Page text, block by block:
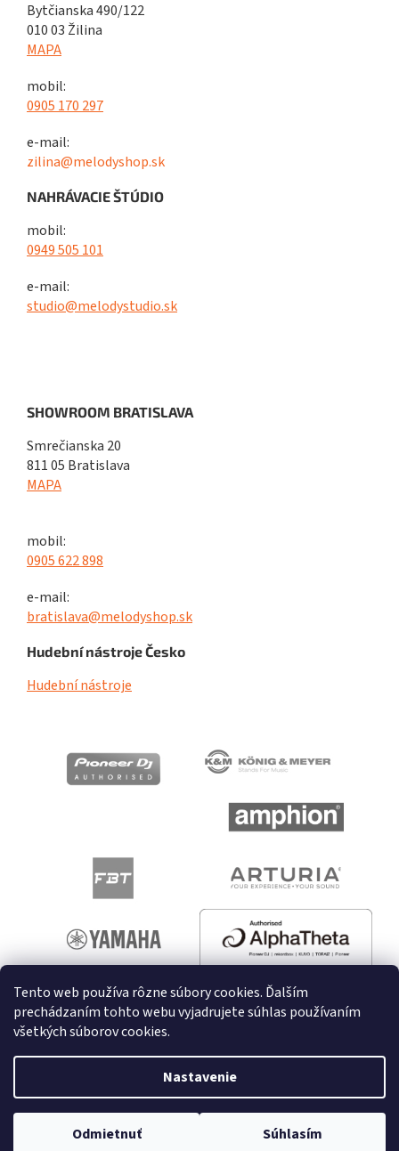
Tento web používa rôzne súbory cookies. Ďalším
prechádzaním tohto webu vyjadrujete súhlas používaním
všetkých súborov cookies.
Nastavenie
Odmietnuť Súhlasím
Bytčianska 490/122
010 03 Žilina
MAPA
mobil:
0905 170 297
e-mail:
zilina@melodyshop.sk
NAHRÁVACIE ŠTÚDIO
mobil:
0949 505 101
e-mail:
studio@melodystudio.sk
SHOWROOM BRATISLAVA
Smrečianska 20
811 05 Bratislava
MAPA
mobil:
0905 622 898
e-mail:
bratislava@melodyshop.sk
Hudební nástroje Česko
Hudební nástroje
Vytvoril Shoptet
Copyright 2026melodyshop.sk. Všetky práva vyhradené.
Upraviť nastavenie cookies